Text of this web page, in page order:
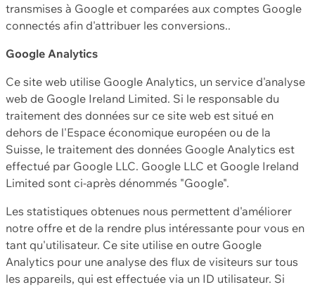
transmises à Google et comparées aux comptes Google
connectés afin d'attribuer les conversions..
Google Analytics
Ce site web utilise Google Analytics, un service d'analyse
web de Google Ireland Limited. Si le responsable du
traitement des données sur ce site web est situé en
dehors de l'Espace économique européen ou de la
Suisse, le traitement des données Google Analytics est
effectué par Google LLC. Google LLC et Google Ireland
Limited sont ci-après dénommés "Google".
Les statistiques obtenues nous permettent d'améliorer
notre offre et de la rendre plus intéressante pour vous en
tant qu'utilisateur. Ce site utilise en outre Google
Analytics pour une analyse des flux de visiteurs sur tous
les appareils, qui est effectuée via un ID utilisateur. Si